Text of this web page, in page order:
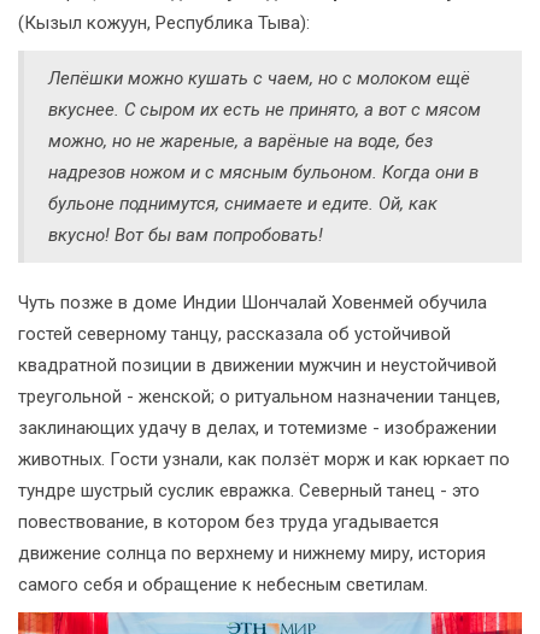
(Кызыл кожуун, Республика Тыва):
Лепёшки можно кушать с чаем, но с молоком ещё
вкуснее. С сыром их есть не принято, а вот с мясом
можно, но не жареные, а варёные на воде, без
надрезов ножом и с мясным бульоном. Когда они в
бульоне поднимутся, снимаете и едите. Ой, как
вкусно! Вот бы вам попробовать!
Чуть позже в доме Индии Шончалай Ховенмей обучила
гостей северному танцу, рассказала об устойчивой
квадратной позиции в движении мужчин и неустойчивой
треугольной - женской; о ритуальном назначении танцев,
заклинающих удачу в делах, и тотемизме - изображении
животных. Гости узнали, как ползёт морж и как юркает по
тундре шустрый суслик евражка. Северный танец - это
повествование, в котором без труда угадывается
движение солнца по верхнему и нижнему миру, история
самого себя и обращение к небесным светилам.